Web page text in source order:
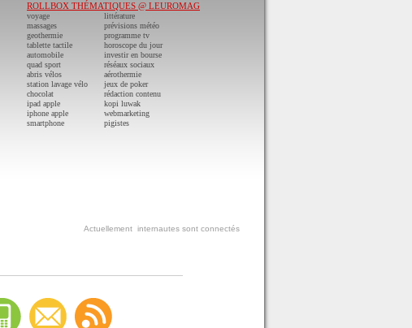
ROLLBOX THÉMATIQUES @ LEUROMAG
voyage
massages
geothermie
tablette tactile
automobile
quad sport
abris vélos
station lavage vélo
chocolat
ipad apple
iphone apple
smartphone
littérature
prévisions météo
programme tv
horoscope du jour
investir en bourse
réséaux sociaux
aérothermie
jeux de poker
rédaction contenu
kopi luwak
webmarketing
pigistes
Actuellement internautes sont connectés